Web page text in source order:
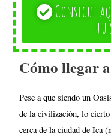
Consigue
tu
Cómo llegar
Pese a que siendo un
de la civilización, lo cierto
cerca de la ciudad de Ica